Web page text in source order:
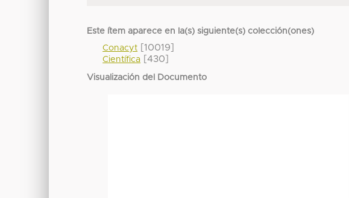
Este ítem aparece en la(s) siguiente(s) colección(ones)
Conacyt [10019]
Científica [430]
Visualización del Documento